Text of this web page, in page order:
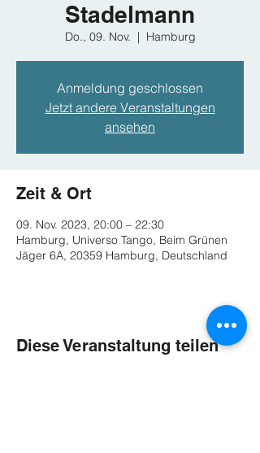
Stadelmann
Do., 09. Nov.
  |
Hamburg
Anmeldung geschlossen
Jetzt andere Veranstaltungen
ansehen
Zeit & Ort
09. Nov. 2023, 20:00 – 22:30
Hamburg, Universo Tango, Beim Grünen
Jäger 6A, 20359 Hamburg, Deutschland
Diese Veranstaltung teilen